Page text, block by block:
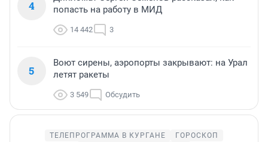
4
попасть на работу в МИД
14 442 3
5
Воют сирены, аэропорты закрывают: на Урал
летят ракеты
3 549 Обсудить
ТЕЛЕПРОГРАММА В КУРГАНЕ
ГОРОСКОП